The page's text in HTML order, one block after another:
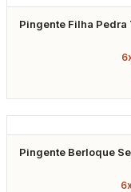
Pingente Filha
Pingente Berloque